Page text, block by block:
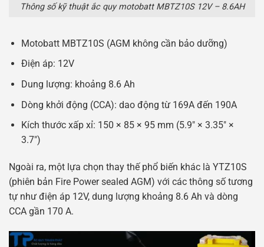
Thông số kỹ thuật ắc quy motobatt MBTZ10S 12V – 8.6AH
Motobatt MBTZ10S (AGM không cần bảo dưỡng)
Điện áp: 12V
Dung lượng: khoảng 8.6 Ah
Dòng khởi động (CCA): dao động từ 169A đến 190A
Kích thước xấp xỉ: 150 × 85 × 95 mm (5.9″ × 3.35″ ×
3.7″)
Ngoài ra, một lựa chọn thay thế phổ biến khác là YTZ10S
(phiên bản Fire Power sealed AGM) với các thông số tương
tự như điện áp 12V, dung lượng khoảng 8.6 Ah và dòng
CCA gần 170 A.